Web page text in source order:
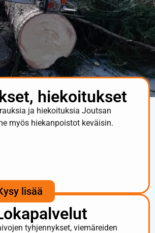
hiekoitukset
ja hiekoituksia Joutsan
myös hiekanpoistot keväisin.
lisää
tyhjennykset, viemäreiden